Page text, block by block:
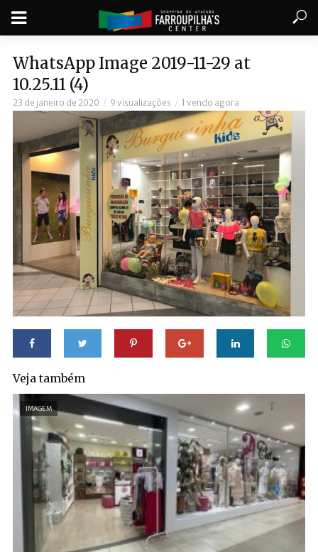
WhatsApp Image 2019-11-29 at
10.25.11 (4)
23 de janeiro de 2020 9 visualizações 1 vendo agora
Veja também
IMAGEM